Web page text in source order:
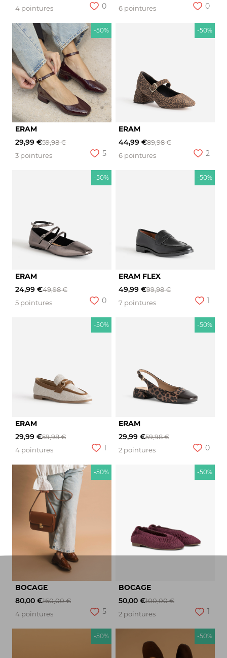
4 pointures
0
6 pointures
0
-50%
ERAM
29,99 €59,98 €
3 pointures
5
-50%
ERAM
44,99 €89,98 €
6 pointures
2
-50%
ERAM
24,99 €49,98 €
5 pointures
0
-50%
ERAM FLEX
49,99 €99,98 €
7 pointures
1
-50%
ERAM
29,99 €59,98 €
4 pointures
1
-50%
ERAM
29,99 €59,98 €
2 pointures
0
-50%
BOCAGE
80,00 €160,00 €
4 pointures
5
-50%
BOCAGE
50,00 €100,00 €
2 pointures
1
-50% -50%